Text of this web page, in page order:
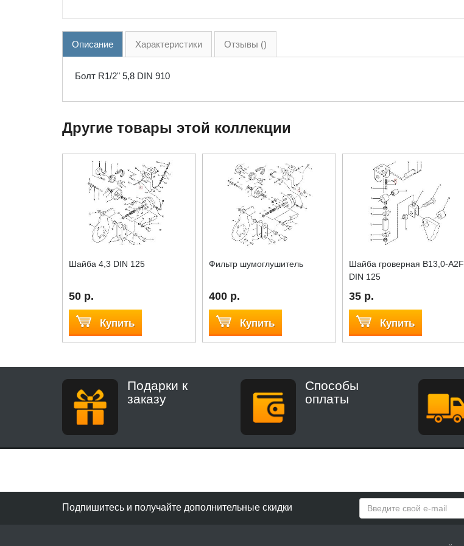
Описание Характеристики Отзывы ()
Болт R1/2" 5,8 DIN 910
Другие товары этой коллекции
Шайба 4,3 DIN 125
50 р.
Купить
Фильтр шумоглушитель
400 р.
Купить
Шайба гроверная В13,0-A2F
DIN 125
35 р.
Купить
Подарки к
заказу
Способы
оплаты
Подпишитесь и получайте дополнительные скидки